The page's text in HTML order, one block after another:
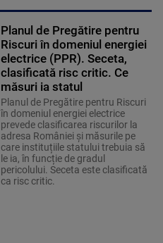
Planul de Pregătire pentru
Riscuri în domeniul energiei
electrice (PPR). Seceta,
clasificată risc critic. Ce
măsuri ia statul
Planul de Pregătire pentru Riscuri
în domeniul energiei electrice
prevede clasificarea riscurilor la
adresa României și măsurile pe
care instituțiile statului trebuia să
le ia, în funcție de gradul
pericolului. Seceta este clasificată
ca risc critic.